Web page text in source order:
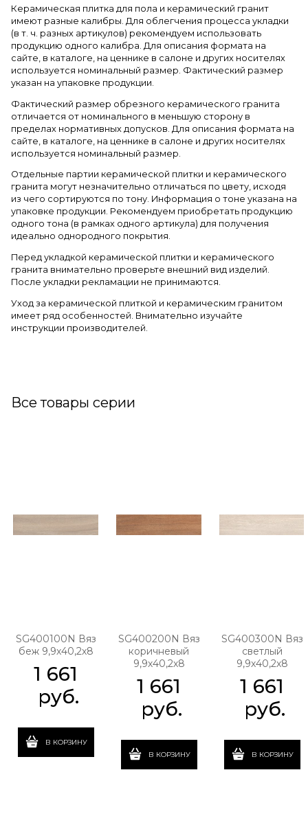
Керамическая плитка для пола и керамический гранит
имеют разные калибры. Для облегчения процесса укладки
(в т. ч. разных артикулов) рекомендуем использовать
продукцию одного калибра. Для описания формата на
сайте, в каталоге, на ценнике в салоне и других носителях
используется номинальный размер. Фактический размер
указан на упаковке продукции.
Фактический размер обрезного керамического гранита
отличается от номинального в меньшую сторону в
пределах нормативных допусков. Для описания формата на
сайте, в каталоге, на ценнике в салоне и других носителях
используется номинальный размер.
Отдельные партии керамической плитки и керамического
гранита могут незначительно отличаться по цвету, исходя
из чего сортируются по тону. Информация о тоне указана на
упаковке продукции. Рекомендуем приобретать продукцию
одного тона (в рамках одного артикула) для получения
идеально однородного покрытия.
Перед укладкой керамической плитки и керамического
гранита внимательно проверьте внешний вид изделий.
После укладки рекламации не принимаются.
Уход за керамической плиткой и керамическим гранитом
имеет ряд особенностей. Внимательно изучайте
инструкции производителей.
Все товары серии
SG400100N Вяз
беж 9,9х40,2х8
1 661
руб.
В КОРЗИНУ
SG400200N Вяз
коричневый
9,9х40,2х8
1 661
руб.
В КОРЗИНУ
SG400300N Вяз
светлый
9,9х40,2х8
1 661
руб.
В КОРЗИНУ